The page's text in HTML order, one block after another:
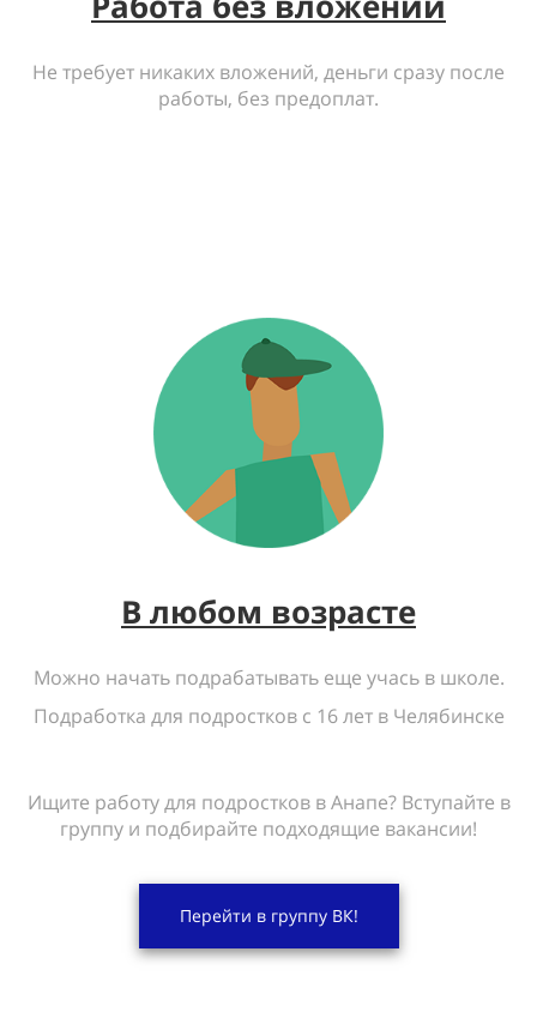
Не требует никаких вложений, деньги сразу после
работы, без предоплат.
В любом возрасте
Можно начать подрабатывать еще учась в школе.
Подработка для подростков с 16 лет в Челябинске
Ищите работу для подростков в Анапе? Вступайте в
группу и подбирайте подходящие вакансии!
Перейти в группу ВК!